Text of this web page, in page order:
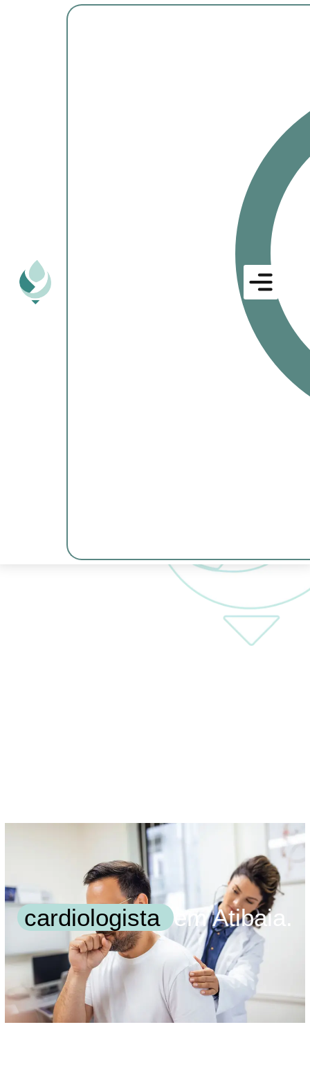
cardiologista em Atibaia.